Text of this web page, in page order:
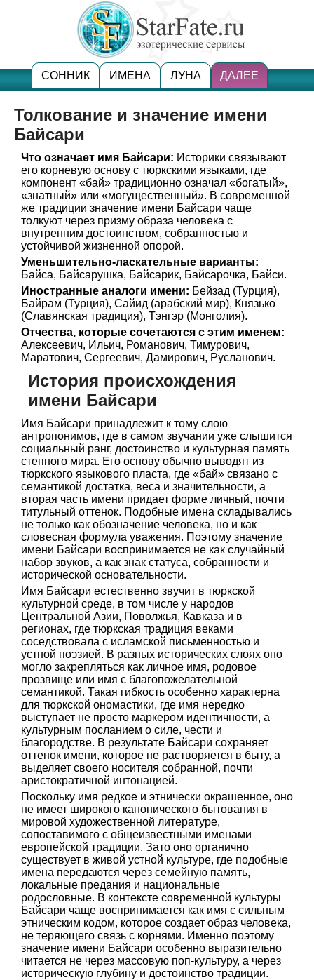
СОННИК ИМЕНА ЛУНА ДАЛЕЕ
Толкование и значение имени
Байсари
Что означает имя Байсари: Историки связывают
его корневую основу с тюркскими языками, где
компонент «бай» традиционно означал «богатый»,
«знатный» или «могущественный». В современной
же традиции значение имени Байсари чаще
толкуют через призму образа человека с
внутренним достоинством, собранностью и
устойчивой жизненной опорой.
Уменьшительно-ласкательные варианты:
Байса, Байсарушка, Байсарик, Байсарочка, Байси.
Иностранные аналоги имени: Бейзад (Турция),
Байрам (Турция), Сайид (арабский мир), Князько
(Славянская традиция), Тэнгэр (Монголия).
Отчества, которые сочетаются с этим именем:
Алексеевич, Ильич, Романович, Тимурович,
Маратович, Сергеевич, Дамирович, Русланович.
История происхождения
имени Байсари
Имя Байсари принадлежит к тому слою
антропонимов, где в самом звучании уже слышится
социальный ранг, достоинство и культурная память
степного мира. Его основу обычно выводят из
тюркского языкового пласта, где «бай» связано с
семантикой достатка, веса и значительности, а
вторая часть имени придает форме личный, почти
титульный оттенок. Подобные имена складывались
не только как обозначение человека, но и как
словесная формула уважения. Поэтому значение
имени Байсари воспринимается не как случайный
набор звуков, а как знак статуса, собранности и
исторической основательности.
Имя Байсари естественно звучит в тюркской
культурной среде, в том числе у народов
Центральной Азии, Поволжья, Кавказа и в
регионах, где тюркская традиция веками
соседствовала с исламской письменностью и
устной поэзией. В разных исторических слоях оно
могло закрепляться как личное имя, родовое
прозвище или имя с благопожелательной
семантикой. Такая гибкость особенно характерна
для тюркской ономастики, где имя нередко
выступает не просто маркером идентичности, а
культурным посланием о силе, чести и
благородстве. В результате Байсари сохраняет
оттенок имени, которое не растворяется в быту, а
выделяет своего носителя собранной, почти
аристократичной интонацией.
Поскольку имя редкое и этнически окрашенное, оно
не имеет широкого канонического бытования в
мировой художественной литературе,
сопоставимого с общеизвестными именами
европейской традиции. Зато оно органично
существует в живой устной культуре, где подобные
имена передаются через семейную память,
локальные предания и национальные
родословные. В контексте современной культуры
Байсари чаще воспринимается как имя с сильным
этническим кодом, которое создает образ человека,
не теряющего связь с корнями. Именно поэтому
значение имени Байсари особенно выразительно
читается не через массовую поп-культуру, а через
историческую глубину и достоинство традиции.